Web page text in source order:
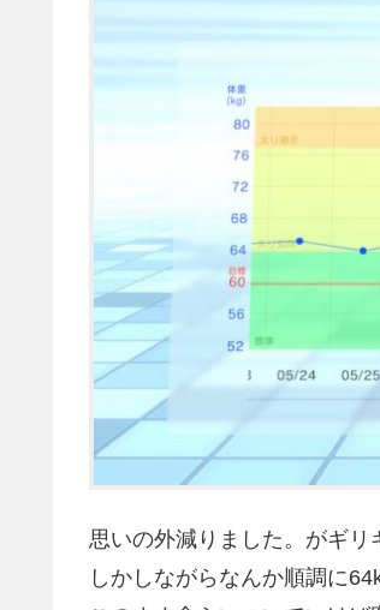
思いの外減りました。がギ
しかしながらなんか順調に